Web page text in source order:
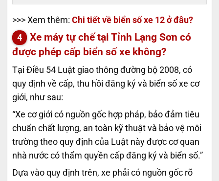
>>> Xem thêm: Chi tiết về biển số xe 12 ở đâu?
Xe máy tự chế tại Tỉnh Lạng Sơn có
được phép cấp biển số xe không?
Tại Điều 54 Luật giao thông đường bộ 2008, có
quy định về cấp, thu hồi đăng ký và biển số xe cơ
giới, như sau:
“Xe cơ giới có nguồn gốc hợp pháp, bảo đảm tiêu
chuẩn chất lượng, an toàn kỹ thuật và bảo vệ môi
trường theo quy định của Luật này được cơ quan
nhà nước có thẩm quyền cấp đăng ký và biển số.”
Dựa vào quy định trên, xe phải có nguồn gốc rõ